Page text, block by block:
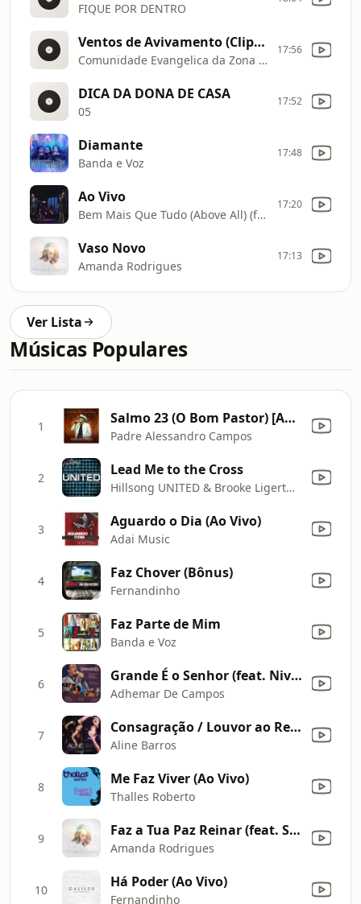
FIQUE POR DENTRO
Ventos de Avivamento (Clipe Oficial MK Music)
Comunidade Evangelica da Zona Sul
17:56
DICA DA DONA DE CASA
05
17:52
Diamante
Banda e Voz
17:48
Ao Vivo
Bem Mais Que Tudo (Above All) (feat. Michael W. Smith)
17:20
Vaso Novo
Amanda Rodrigues
17:13
Ver Lista
Músicas Populares
1 Salmo 23 (O Bom Pastor) [Ao Vivo]
Padre Alessandro Campos
2 Lead Me to the Cross
Hillsong UNITED & Brooke Ligertwood
3 Aguardo o Dia (Ao Vivo)
Adai Music
4 Faz Chover (Bônus)
Fernandinho
5 Faz Parte de Mim
Banda e Voz
6 Grande É o Senhor (feat. Nivea Soares) [Acústico ao Vivo]
Adhemar De Campos
7 Consagração / Louvor ao Rei (Ao Vivo)
Aline Barros
8 Me Faz Viver (Ao Vivo)
Thalles Roberto
9 Faz a Tua Paz Reinar (feat. Samuel Mizrahy)
Amanda Rodrigues
10 Há Poder (Ao Vivo)
Fernandinho